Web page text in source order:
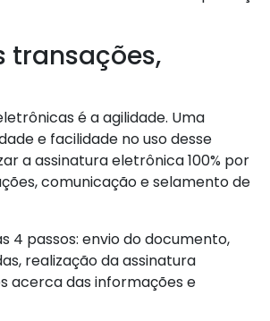
transações,
é a agilidade. Uma
e facilidade no uso desse
a assinatura eletrônica 100% por
comunicação e selamento de
4 passos: envio do documento,
realização da assinatura
acerca das informações e